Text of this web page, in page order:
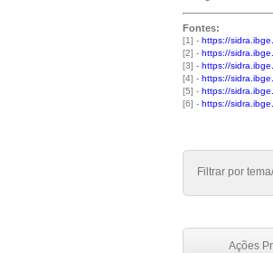
Fontes:
[1] - https://
[2] - https://
[3] - https://
[4] - https://
[5] - https://
[6] - https://
Filtrar por
Ações